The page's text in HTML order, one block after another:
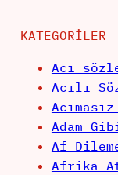
KATEGORILER
Acı
Acılı
Adam
Af
Afrika